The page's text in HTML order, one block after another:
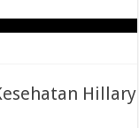
Hillary